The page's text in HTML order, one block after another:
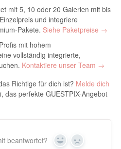
mit 5, 10 oder 20 Galerien mit bis
und integriere
Pakete. Siehe Paketpreise →
Profis mit hohem
vollständig integrierte,
Kontaktiere unser Team →
Richtige für dich ist? Melde dich
das perfekte GUESTPIX-Angebot
beantwortet? Ja Nein